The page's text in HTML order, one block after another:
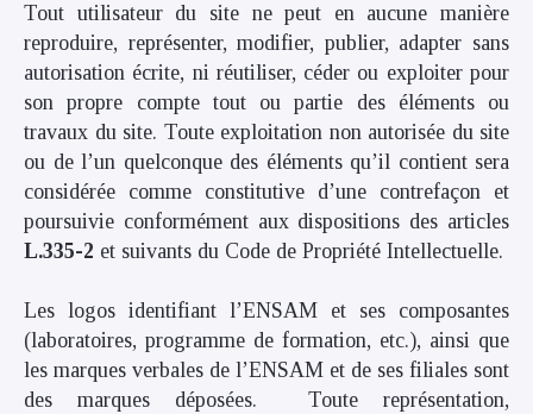
Tout utilisateur du site ne peut en aucune manière
reproduire, représenter, modifier, publier, adapter sans
autorisation écrite, ni réutiliser, céder ou exploiter pour
son propre compte tout ou partie des éléments ou
travaux du site. Toute exploitation non autorisée du site
ou de l’un quelconque des éléments qu’il contient sera
considérée comme constitutive d’une contrefaçon et
poursuivie conformément aux dispositions des articles
L.335-2 et suivants du Code de Propriété Intellectuelle.
Les logos identifiant l’ENSAM et ses composantes
(laboratoires, programme de formation, etc.), ainsi que
les marques verbales de l’ENSAM et de ses filiales sont
des marques déposées. Toute représentation,